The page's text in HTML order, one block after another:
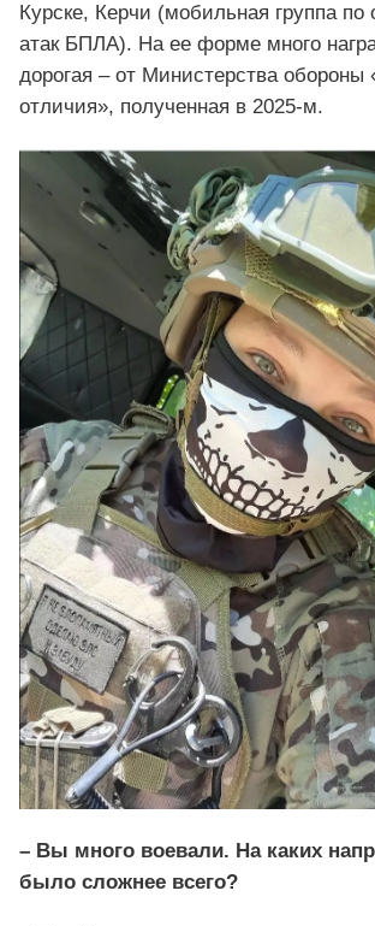
Курске, Керчи (мобильная группа по
атак БПЛА). На ее форме много
дорогая – от Министерства обороны
отличия», полученная в 2025-м.
– Вы много воевали. На каких
было сложнее всего?